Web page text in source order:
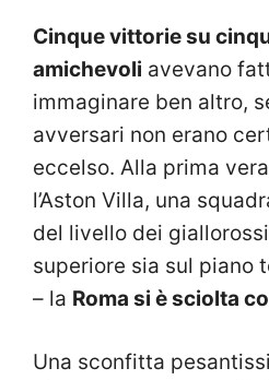
Cinque vittorie su
amichevoli avevano
immaginare ben altro,
avversari non erano
eccelso. Alla prima
l’Aston Villa, una
del livello dei
superiore sia sul piano
– la Roma si è sciolta
Una sconfitta